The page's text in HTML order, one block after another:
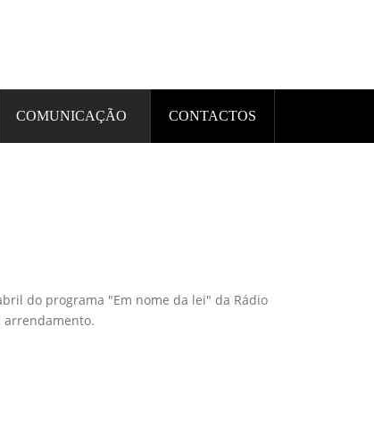
COMUNICAÇÃO CONTACTOS
do programa "Em nome da lei" da Rádio
arrendamento.